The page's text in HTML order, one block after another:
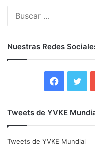
Nuestras Redes
e
t
Tweets de YVKE
Tweets de YVKE Mundial